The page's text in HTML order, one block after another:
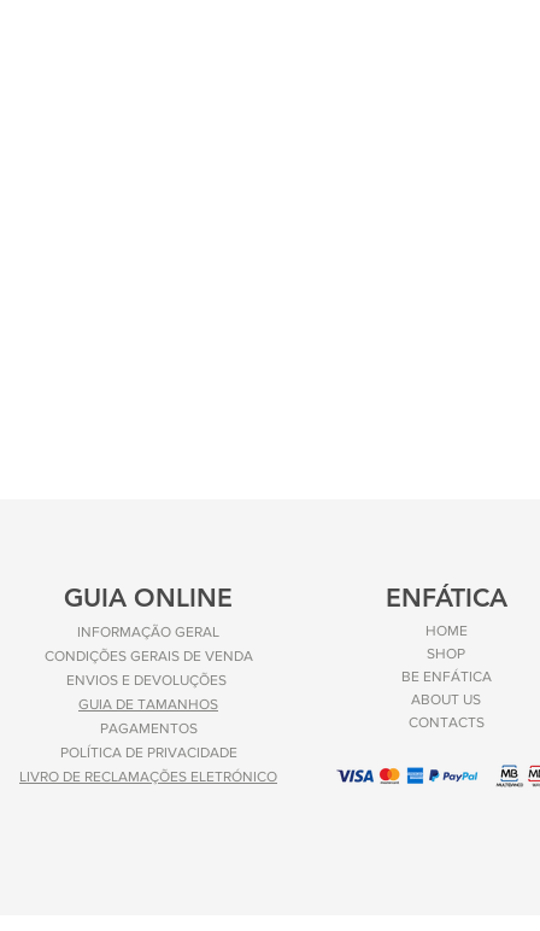
GUIA ONLINE
INFORMAÇÃO GERAL
CONDIÇÕES GERAIS DE VENDA
ENVIOS E DEVOLUÇÕES
GUIA DE TAMANHOS
PAGAMENTOS
POLÍTICA DE PRIVACIDADE
LIVRO DE RECLAMAÇÕES ELETRÓNICO
ENFÁTICA
HOME
SHOP
BE ENFÁTICA
ABOUT US
CONTACTS